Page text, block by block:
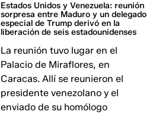
Estados Unidos y Venezuela: reunión
sorpresa entre Maduro y un delegado
especial de Trump derivó en la
liberación de seis estadounidenses
La reunión tuvo lugar en el
Palacio de Miraflores, en
Caracas. Allí se reunieron el
presidente venezolano y el
enviado de su homólogo